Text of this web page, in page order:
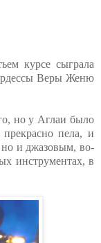
курсе сыграла
Веры Женю
но у Аглаи было
пела, и
но и джазовым, во-
инструментах, в